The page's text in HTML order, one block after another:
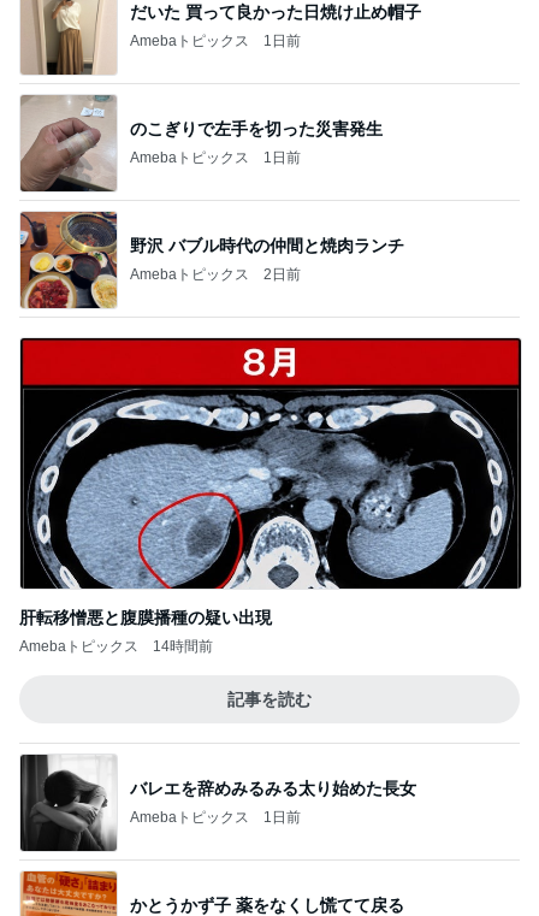
だいた 買って良かった日焼け止め帽子
Amebaトピックス 1日前
のこぎりで左手を切った災害発生
Amebaトピックス 1日前
野沢 バブル時代の仲間と焼肉ランチ
Amebaトピックス 2日前
肝転移憎悪と腹膜播種の疑い出現
Amebaトピックス 14時間前
記事を読む
バレエを辞めみるみる太り始めた長女
Amebaトピックス 1日前
かとうかず子 薬をなくし慌てて戻る